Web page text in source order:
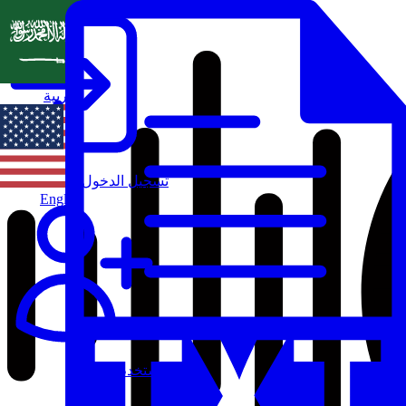
تسجيل الدخول
مستخدم جديد
العربية
English